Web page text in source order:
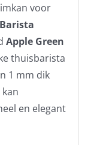
voor
Apple Green
thuisbarista
1 mm dik
en elegant